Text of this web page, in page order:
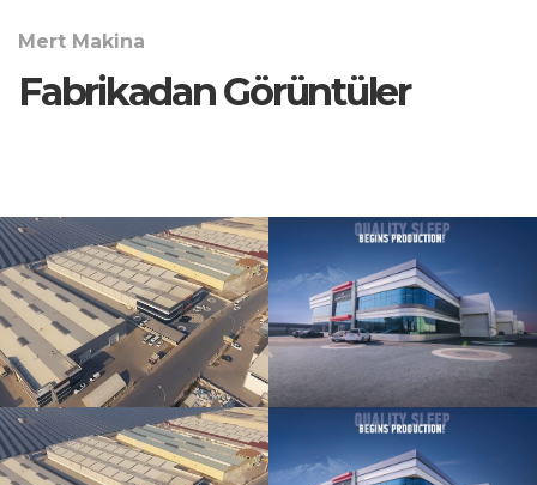
Mert Makina
Fabrikadan Görüntüler